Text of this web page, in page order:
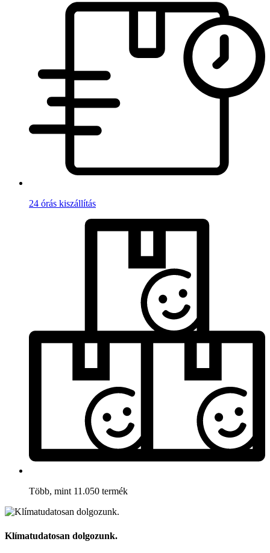
24 órás kiszállítás
Több, mint 11.050 termék
Klímatudatosan dolgozunk.